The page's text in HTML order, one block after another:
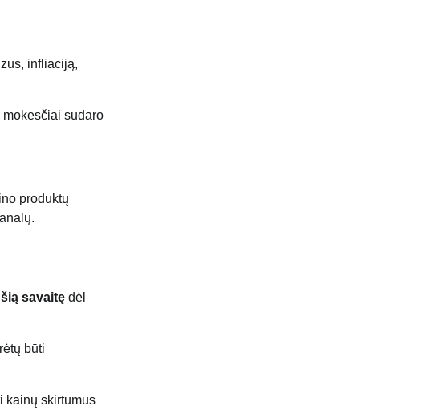
infliaciją,
sudaro
produktų
savaitę dėl
būti
kainų skirtumus